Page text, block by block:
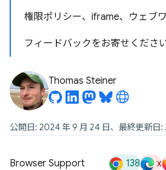
権限ポリシー、iframe、ウェブ
フィードバックをお寄せくださ
Thomas Steiner
公開日: 2024 年 9 月 24 日、最終更新日:
Browser Support 138 x